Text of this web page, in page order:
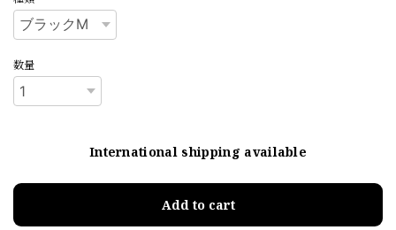
数量
International shipping available
Add to cart